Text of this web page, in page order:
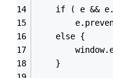
if ( e &&
	else {
	}